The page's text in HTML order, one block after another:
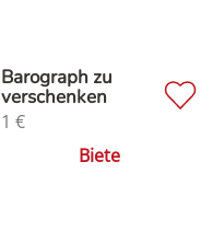
Barograph zu
verschenken
1 €
Biete